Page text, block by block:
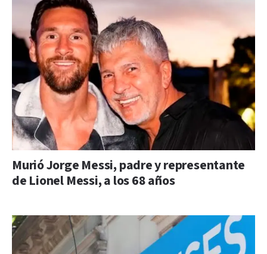
Murió Jorge Messi, padre y representante
de Lionel Messi, a los 68 años